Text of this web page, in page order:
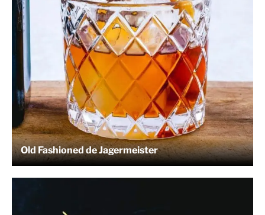
Old Fashioned de Jagermeister